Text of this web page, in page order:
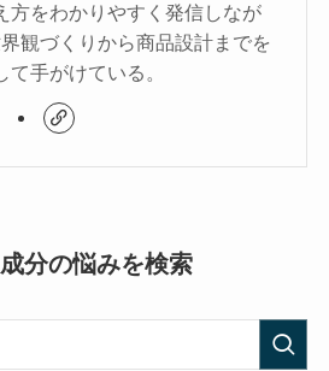
方をわかりやすく発信しなが
観づくりから商品設計までを
て手がけている。
分の悩みを検索